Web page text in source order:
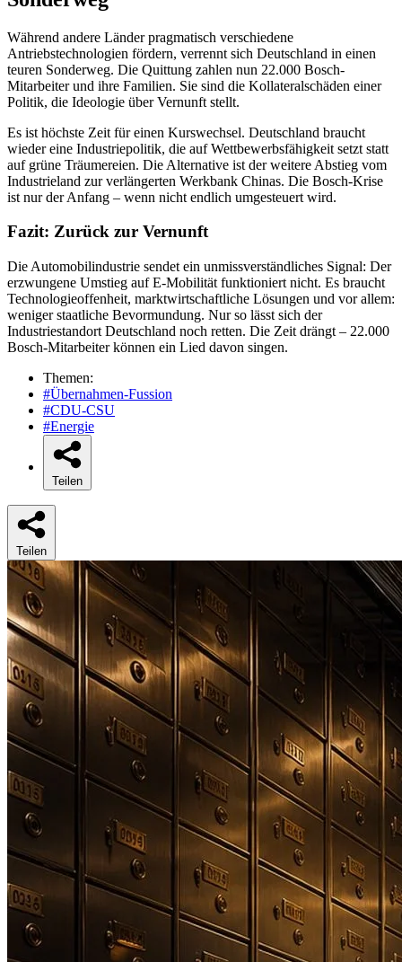
Während andere Länder pragmatisch verschiedene
Antriebstechnologien fördern, verrennt sich Deutschland in einen
teuren Sonderweg. Die Quittung zahlen nun 22.000 Bosch-
Mitarbeiter und ihre Familien. Sie sind die Kollateralschäden einer
Politik, die Ideologie über Vernunft stellt.
Es ist höchste Zeit für einen Kurswechsel. Deutschland braucht
wieder eine Industriepolitik, die auf Wettbewerbsfähigkeit setzt statt
auf grüne Träumereien. Die Alternative ist der weitere Abstieg vom
Industrieland zur verlängerten Werkbank Chinas. Die Bosch-Krise
ist nur der Anfang – wenn nicht endlich umgesteuert wird.
Fazit: Zurück zur Vernunft
Die Automobilindustrie sendet ein unmissverständliches Signal: Der
erzwungene Umstieg auf E-Mobilität funktioniert nicht. Es braucht
Technologieoffenheit, marktwirtschaftliche Lösungen und vor allem:
weniger staatliche Bevormundung. Nur so lässt sich der
Industriestandort Deutschland noch retten. Die Zeit drängt – 22.000
Bosch-Mitarbeiter können ein Lied davon singen.
Themen:
#Übernahmen-Fussion
#CDU-CSU
#Energie
Teilen
Teilen